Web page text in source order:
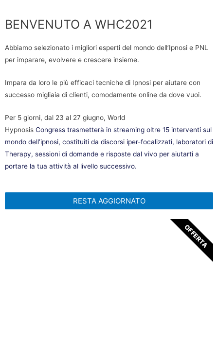
BENVENUTO A WHC2021
Abbiamo selezionato i migliori esperti del mondo dell’Ipnosi e PNL
per imparare, evolvere e crescere insieme.
Impara da loro le più efficaci tecniche di Ipnosi per aiutare con
successo migliaia di clienti, comodamente online da dove vuoi.
Per 5 giorni, dal 23 al 27 giugno, World
Hypnosis Congress trasmetterà in streaming oltre 15 interventi sul
mondo dell’ipnosi, costituiti da discorsi iper-focalizzati, laboratori di
Therapy, sessioni di domande e risposte dal vivo per aiutarti a
portare la tua attività al livello successivo.
RESTA AGGIORNATO
OFFERTA